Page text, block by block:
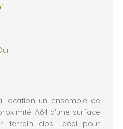
un ensemble de
A64 d'une surface
terrain clos. Idéal pour